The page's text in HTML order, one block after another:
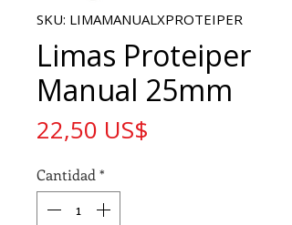
SKU: LIMAMANUALXPROTEIPER
Limas Proteiper
Manual 25mm
22,50 US$
Cantidad *